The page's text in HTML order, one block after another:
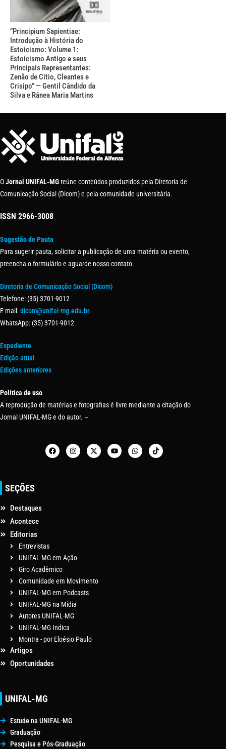
“Principium Sapientiae:
Introdução à História do
Estoicismo: Volume 1:
Estoicismo Antigo e seus
Principais Representantes:
Zenão de Cítio, Cleantes e
Crisipo” — Gentil Cândido da
Silva e Rânea Maria Martins
OJornal UNIFAL-MG reúne conteúdos produzidos pela Diretoria de
Comunicação Social (Dicom) e pela comunidade universitária.
ISSN 2966-3008
Sugestão de Pauta
Para sugerir pauta, solicitar a publicação de uma matéria ou evento,
preencha o formulário e aguarde nosso contato.
Diretoria de Comunicação Social (Dicom)
Telefone: (35) 3701-9012
E-mail:dicom@unifal-mg.edu.br
WhatsApp: (35) 3701-9012
Expediente
Edição atual
Edições anteriores
Política de uso
A reprodução de matérias e fotografias é livre mediante a citação do
Jornal UNIFAL-MG e do autor. –
SEÇÕES
Destaques
Acontece
Editorias
Entrevistas
UNIFAL-MG em Ação
Giro Acadêmico
Comunidade em Movimento
UNIFAL-MG em Podcasts
UNIFAL-MG na Mídia
Autores UNIFAL-MG
UNIFAL-MG Indica
Montra - por Eloésio Paulo
Artigos
Oportunidades
UNIFAL-MG
Estude na UNIFAL-MG
Graduação
Pesquisa e Pós-Graduação